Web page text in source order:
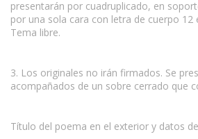
presentarán por cuadruplicado, en
por una sola cara con letra de cuerpo 12
Tema libre.
3. Los originales no irán firmados. Se
acompañados de un sobre cerrado que
Título del poema en el exterior y datos